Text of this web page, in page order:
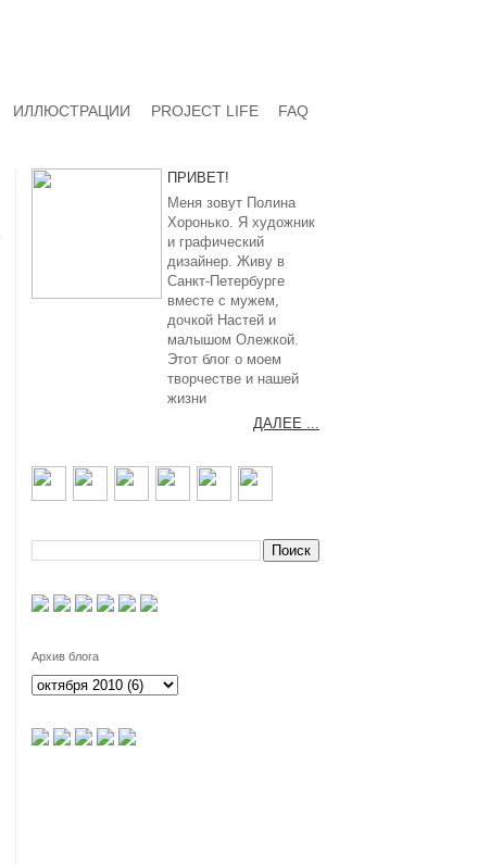
FAQ
PROJECT LIFE
ИЛЛЮСТРАЦИИ
ПРИВЕТ!
Меня зовут Полина
Хоронько. Я художник
и графический
дизайнер. Живу в
Санкт-Петербурге
вместе с мужем,
дочкой Настей и
малышом Олежкой.
Этот блог о моем
творчестве и нашей
жизни
ДАЛЕЕ ...
Архив блога